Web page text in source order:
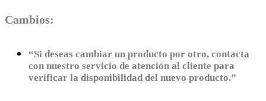
Cambios:
“Si deseas cambiar un producto por otro, contacta
con nuestro servicio de atención al cliente para
verificar la disponibilidad del nuevo producto.”